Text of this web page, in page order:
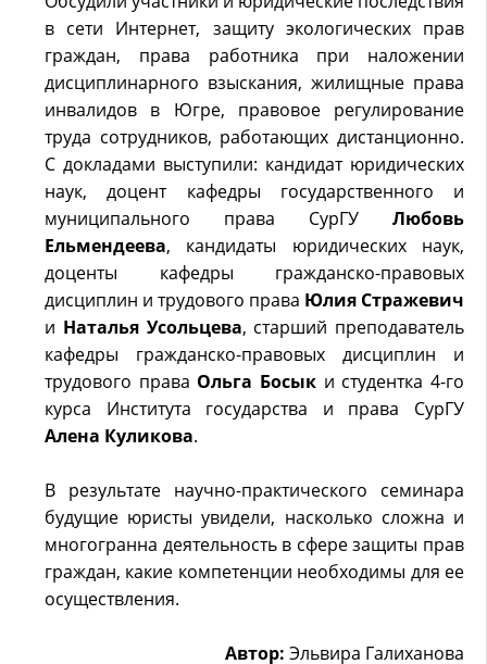
в сети Интернет, защиту экологических прав
граждан, права работника при наложении
дисциплинарного взыскания, жилищные права
инвалидов в Югре, правовое регулирование
труда сотрудников, работающих дистанционно.
С докладами выступили: кандидат юридических
наук, доцент кафедры государственного и
муниципального права СурГУ Любовь
Ельмендеева, кандидаты юридических наук,
доценты кафедры гражданско-правовых
дисциплин и трудового права Юлия Стражевич
и Наталья Усольцева, старший преподаватель
кафедры гражданско-правовых дисциплин и
трудового права Ольга Босык и студентка 4-го
курса Института государства и права СурГУ
Алена Куликова.
В результате научно-практического семинара
будущие юристы увидели, насколько сложна и
многогранна деятельность в сфере защиты прав
граждан, какие компетенции необходимы для ее
осуществления.
Автор: Эльвира Галиханова